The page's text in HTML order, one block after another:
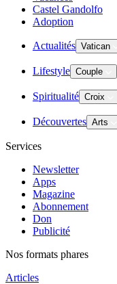
Castel Gandolfo
Adoption
Actualités Vatican
Lifestyle Couple
Spiritualité Croix
Découvertes Arts
Services
Newsletter
Apps
Magazine
Abonnement
Don
Publicité
Nos formats phares
Articles